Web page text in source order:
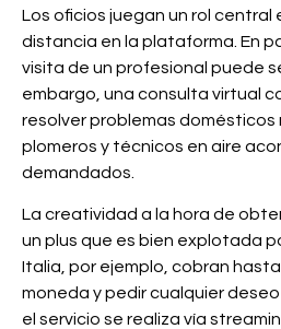
Los oficios juegan un rol central
distancia en la plataforma. En
visita de un profesional puede
embargo, una consulta virtual
resolver problemas domésticos
plomeros y técnicos en aire
demandados.
La creatividad a la hora de
un plus que es bien explotada
Italia, por ejemplo, cobran
moneda y pedir cualquier deseo
el servicio se realiza vía